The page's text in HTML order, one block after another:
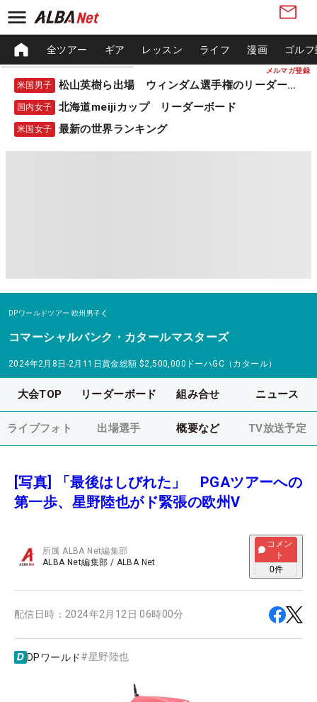
メルマガ登録
全ツアー ギア レッスン ライフ 漫画 ゴル
米国男子 松山英樹ら出場 ウィンダム選手権のリーダーボード
国内女子 北海道meijiカップ リーダーボード
米国女子 最新の世界ランキング
DPワールドツアー 欧州男子
コマーシャルバンク・カタールマスターズ
2024年2月8日-2月11日賞金総額 $2,500,000 ドーハGC（カタール）
大会TOP リーダーボード 組み合せ ニュース
ライブフォト 出場選手 概要など TV放送予定
[写真] 「最後はしびれた」 PGAツアーへの
第一歩、星野陸也がド緊張の欧州V
所属ALBA Net編集部
ALBA Net編集部 / ALBA Net
コメン
ト
0件
配信日時： 2024年2月12日 06時00分
DPワールド#星野陸也